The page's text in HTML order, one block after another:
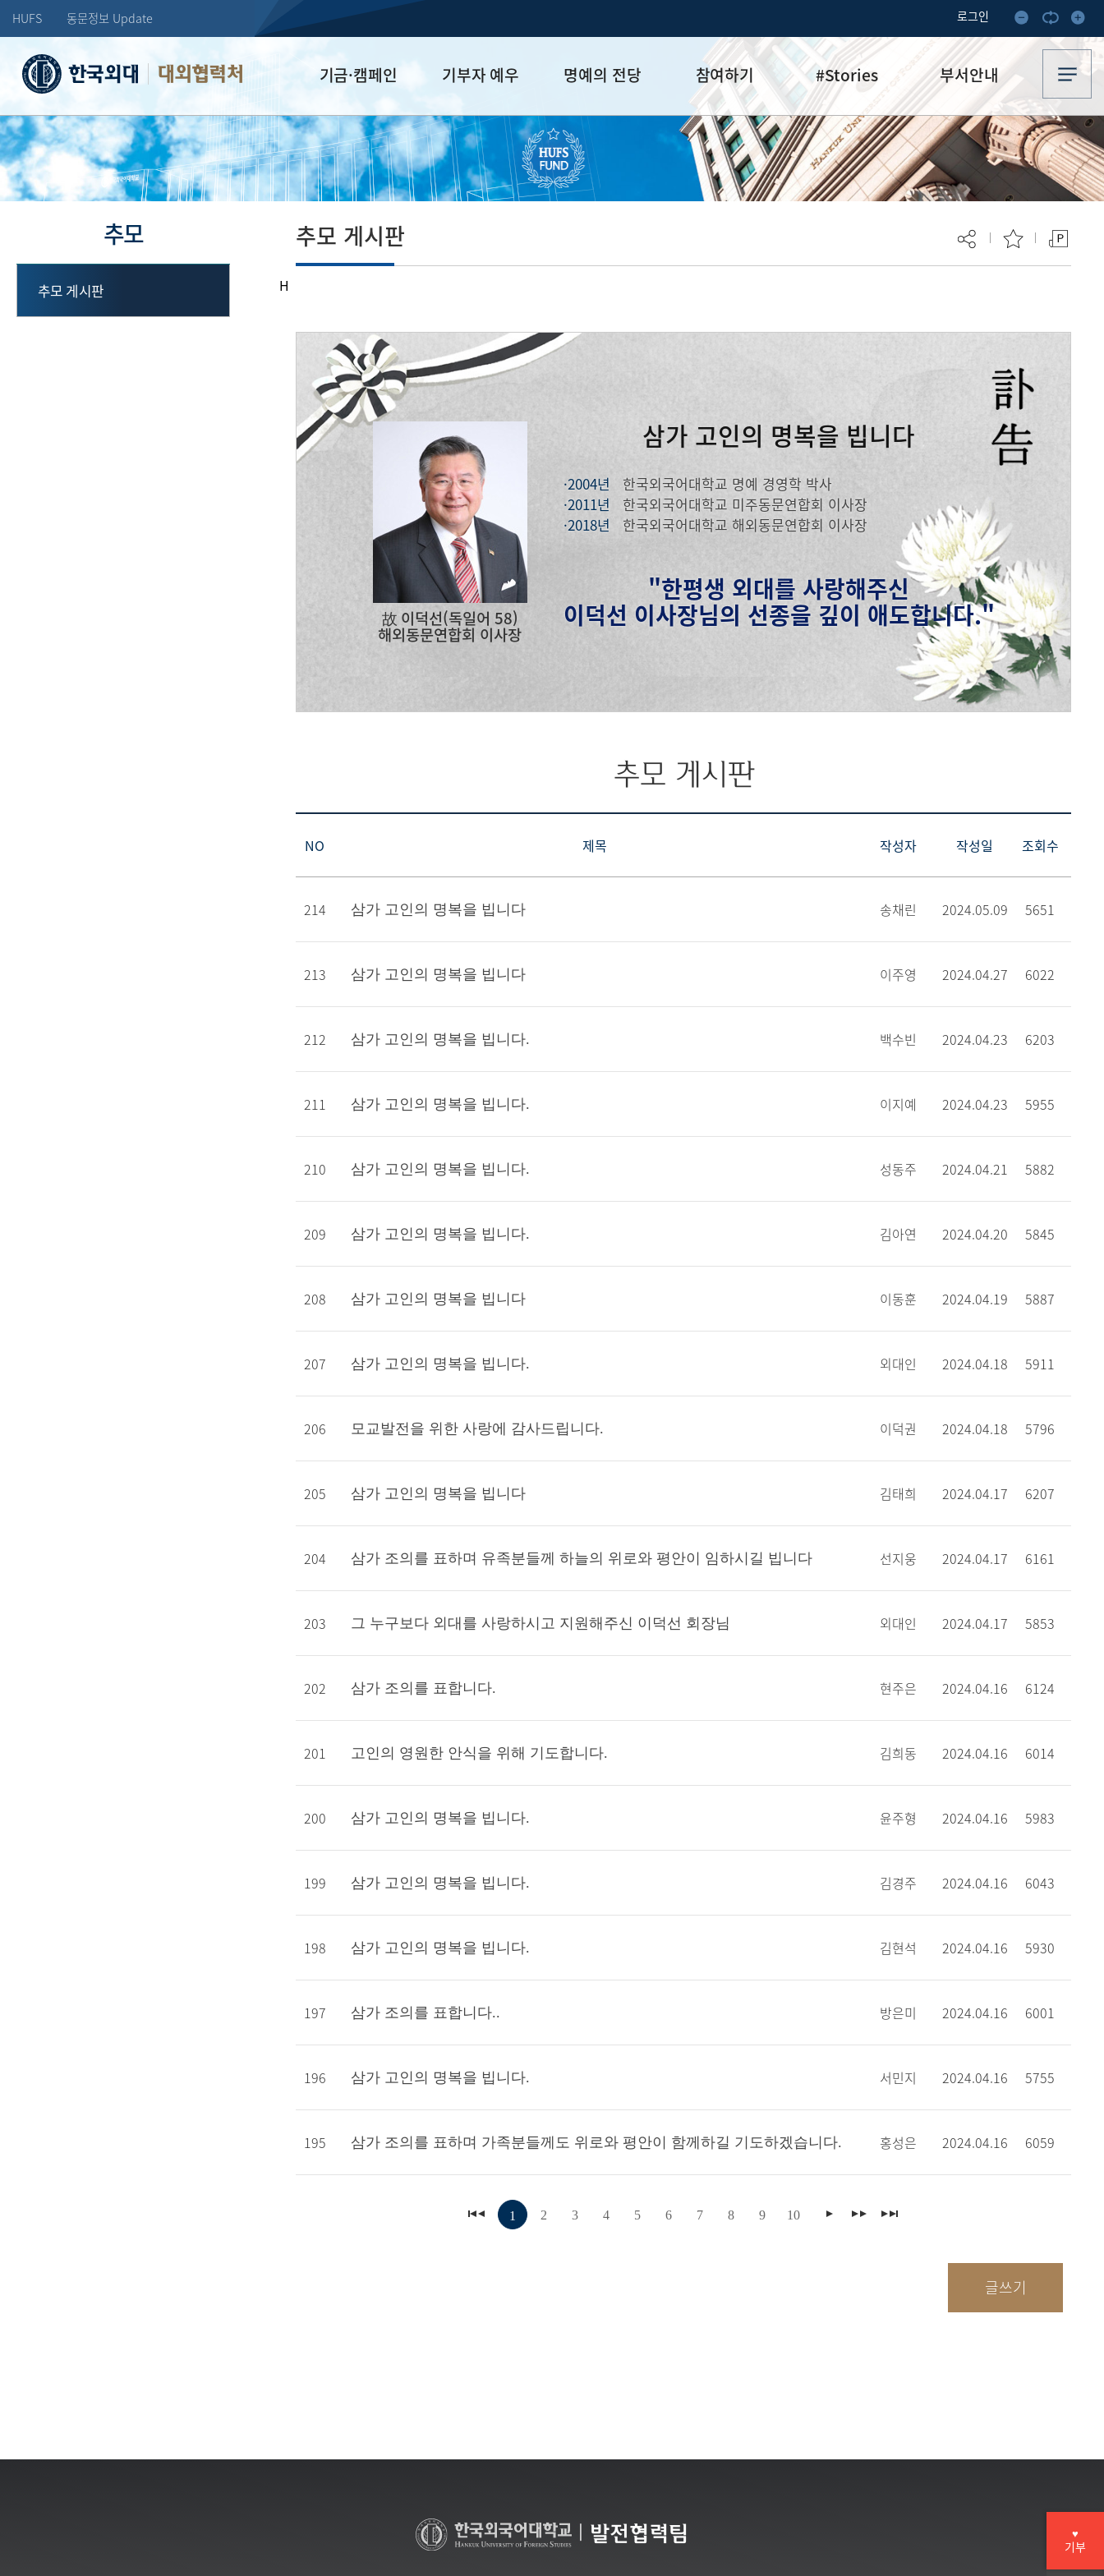
HUFS 동문정보 Update 로그인
대외협력처 기금·캠페인
학교발전기금
장학기금
선배드림 장학금
기부자 예우
예우 프로그램
세제 혜택
명예의 전당
HUFS Honor
Diamond Club
Platinum Club
참여하기
참여방법
기부하기
잠재기부자 추천
#Stories
기부·수혜스토리
기금소식
이달의 기부자
부서안내
업무안내
오시는 길
추모
추모 게시판 H
메뉴추가
추모 게시판
故 이덕선(독일어 58)
해외동문연합회 이사장
삼가 고인의 명복을 빕니다
·2004년
한국외국어대학교 명예 경영학 박사
·2011년
한국외국어대학교 미주동문연합회 이사장
·2018년
한국외국어대학교 해외동문연합회 이사장
"한평생 외대를 사랑해주신
이덕선 이사장님의 선종을 깊이 애도합니다."
추모 게시판
NO 제목 작성자 작성일 조회수
214 삼가 고인의 명복을 빕니다 송채린 2024.05.09 5651
213 삼가 고인의 명복을 빕니다 이주영 2024.04.27 6022
212 삼가 고인의 명복을 빕니다. 백수빈 2024.04.23 6203
211 삼가 고인의 명복을 빕니다. 이지예 2024.04.23 5955
210 삼가 고인의 명복을 빕니다. 성동주 2024.04.21 5882
209 삼가 고인의 명복을 빕니다. 김아연 2024.04.20 5845
208 삼가 고인의 명복을 빕니다 이동훈 2024.04.19 5887
207 삼가 고인의 명복을 빕니다. 외대인 2024.04.18 5911
206 모교발전을 위한 사랑에 감사드립니다. 이덕권 2024.04.18 5796
205 삼가 고인의 명복을 빕니다 김태희 2024.04.17 6207
204 삼가 조의를 표하며 유족분들께 하늘의 위로와 평안이 임하시길 빕니다 선지웅 2024.04.17 6161
203 그 누구보다 외대를 사랑하시고 지원해주신 이덕선 회장님 외대인 2024.04.17 5853
202 삼가 조의를 표합니다. 현주은 2024.04.16 6124
201 고인의 영원한 안식을 위해 기도합니다. 김희동 2024.04.16 6014
200 삼가 고인의 명복을 빕니다. 윤주형 2024.04.16 5983
199 삼가 고인의 명복을 빕니다. 김경주 2024.04.16 6043
198 삼가 고인의 명복을 빕니다. 김현석 2024.04.16 5930
197 삼가 조의를 표합니다.. 방은미 2024.04.16 6001
196 삼가 고인의 명복을 빕니다. 서민지 2024.04.16 5755
195 삼가 조의를 표하며 가족분들께도 위로와 평안이 함께하길 기도하겠습니다. 홍성은 2024.04.16 6059
1 2 3 4 5 6 7 8 9 10
| 발전협력팀 ♥
기부